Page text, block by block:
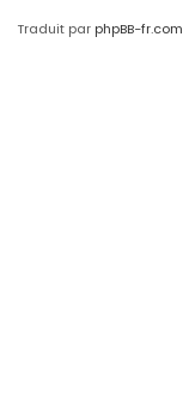
Traduit par phpBB-fr.com